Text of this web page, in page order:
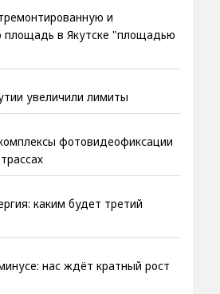
и
площадь в Якутске "площадью
увеличили лимиты
фотовидеофиксации
каким будет третий
нас ждёт кратный рост